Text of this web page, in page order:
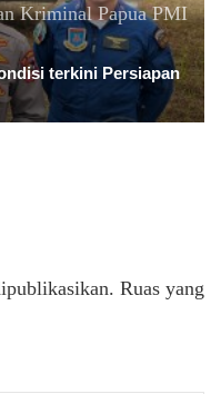
Kriminal Papua PMI
terkini Persiapan
Ruas yang